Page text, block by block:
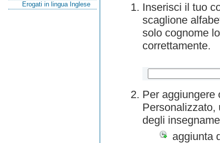
Erogati in lingua Inglese
Inserisci il tuo
scaglione
solo cognome
correttamente.
Per aggiungere
Personalizzato,
degli
aggiunta